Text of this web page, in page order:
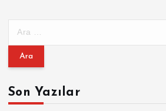
m
:Son Yazılar